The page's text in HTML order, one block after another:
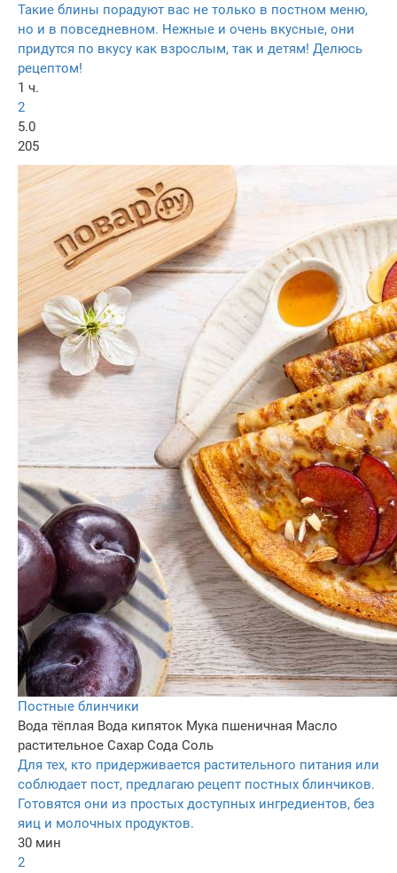
Такие блины порадуют вас не только в постном меню,
но и в повседневном. Нежные и очень вкусные, они
придутся по вкусу как взрослым, так и детям! Делюсь
рецептом!
1 ч.
2
5.0
205
Постные блинчики
Вода тёплая Вода кипяток Мука пшеничная Масло
растительное Сахар Сода Соль
Для тех, кто придерживается растительного питания или
соблюдает пост, предлагаю рецепт постных блинчиков.
Готовятся они из простых доступных ингредиентов, без
яиц и молочных продуктов.
30 мин
2